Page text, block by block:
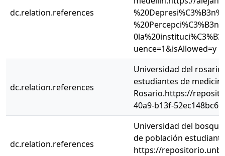
dc.relation.references
uence=1&isAllowed=y
dc.relation.references
Universidad del
estudiantes de
Rosario.https://
40a9-b13f-
dc.relation.references
Universidad del
de población
https://